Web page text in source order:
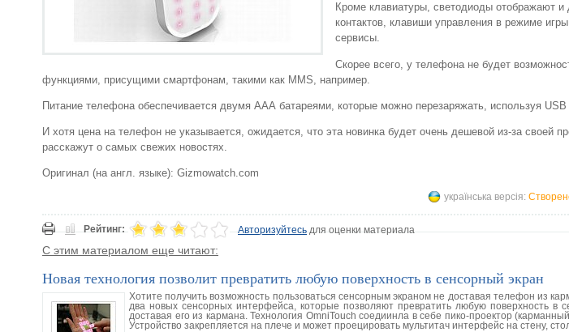
Кроме клавиатуры, светодиоды отображают и
контактов, клавиши управления в режиме
сервисы.
Скорее всего, у телефона не будет
функциями, присущими смартфонам, такими как MMS, например.
Питание телефона обеспечивается двумя ААА батареями, которые можно перезаряжать, используя
И хотя цена на телефон не указывается, ожидается, что эта новинка будет очень дешевой из-за своей
расскажут о самых свежих новостях.
Оригинал (на англ. языке): Gizmowatch.com
українська версія:
Рейтинг: Авторизуйтесьдля оценки материала
С этим материалом еще читают:
Новая технология позволит превратить любую поверхность в сенсорный экран
Хотите получить возможность пользоваться сенсорным экраном не доставая телефон из
два новых сенсорных интерфейса, которые позволяют превратить любую поверхность в
доставая его из кармана. Технология OmniTouch соедиинла в себе пико-проектор
Устройство закрепляется на плече и может проецировать мультитач интерфейс на стену,